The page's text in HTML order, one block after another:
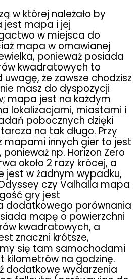
w której należało by
jest mapa i jej
w miejsca do
mapa w omawianej
ponieważ posiada
kwadratowych to
że zawsze chodzisz
masz do dyspozycji
mapa jest na każdym
lokalizacjami, miastami i
pobocznych dzięki
na tak długo. Przy
mapami innych gier to jest
np. Horizon Zero
około 2 razy krócej, a
jest w żadnym wypadku,
czy Valhalla mapa
gry jest
dodatkowego porównania
mapę o powierzchni
kwadratowych, a
znaczni krótsze,
się tam samochodami
kilometrów na godzinę.
dodatkowe wydarzenia